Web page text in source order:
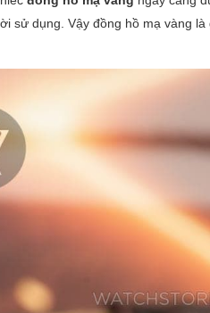
sử dụng. Vậy đồng hồ mạ vàng